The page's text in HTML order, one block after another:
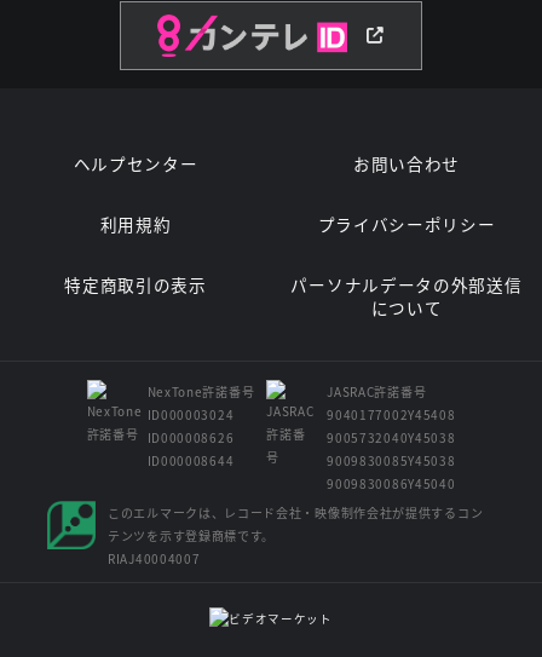
ヘルプセンター お問い合わせ
利用規約 プライバシーポリシー
特定商取引の表示
パーソナルデータの外部送信
について
NexTone許諾番号
ID000003024
ID000008626
ID000008644
JASRAC許諾番号
9040177002Y45408
9005732040Y45038
9009830085Y45038
9009830086Y45040
このエルマークは、レコード会社・映像制作会社が提供するコン
テンツを示す登録商標です。
RIAJ40004007